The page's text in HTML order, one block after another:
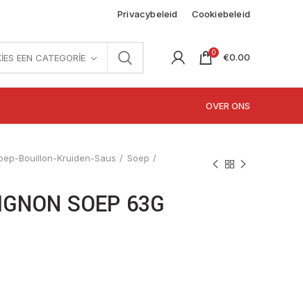
Privacybeleid Cookiebeleid
EEN CATEGORIE 0 €0.00
OVER ONS
Bouillon-Kruiden-Saus
Soep
SOEP 63G